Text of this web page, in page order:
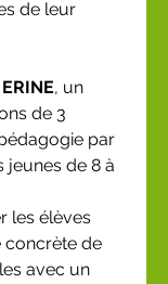
de leur
, un
de 3
par
jeunes de 8 à
les élèves
concrète de
avec un